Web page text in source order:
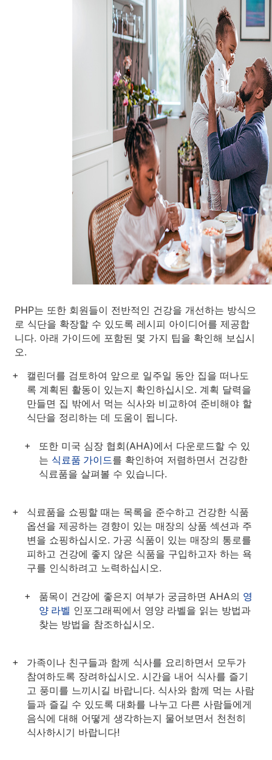
PHP는 또한 회원들이 전반적인 건강을 개선하는 방식으
로 식단을 확장할 수 있도록 레시피 아이디어를 제공합
니다. 아래 가이드에 포함된 몇 가지 팁을 확인해 보십시
오.
캘린더를 검토하여 앞으로 일주일 동안 집을 떠나도
록 계획된 활동이 있는지 확인하십시오. 계획 달력을
만들면 집 밖에서 먹는 식사와 비교하여 준비해야 할
식단을 정리하는 데 도움이 됩니다.
또한 미국 심장 협회(AHA)에서 다운로드할 수 있
는 식료품 가이드를 확인하여 저렴하면서 건강한
식료품을 살펴볼 수 있습니다.
식료품을 쇼핑할 때는 목록을 준수하고 건강한 식품
옵션을 제공하는 경향이 있는 매장의 상품 섹션과 주
변을 쇼핑하십시오. 가공 식품이 있는 매장의 통로를
피하고 건강에 좋지 않은 식품을 구입하고자 하는 욕
구를 인식하려고 노력하십시오.
품목이 건강에 좋은지 여부가 궁금하면 AHA의 영
양 라벨 인포그래픽에서 영양 라벨을 읽는 방법과
찾는 방법을 참조하십시오.
가족이나 친구들과 함께 식사를 요리하면서 모두가
참여하도록 장려하십시오. 시간을 내어 식사를 즐기
고 풍미를 느끼시길 바랍니다. 식사와 함께 먹는 사람
들과 즐길 수 있도록 대화를 나누고 다른 사람들에게
음식에 대해 어떻게 생각하는지 물어보면서 천천히
식사하시기 바랍니다!